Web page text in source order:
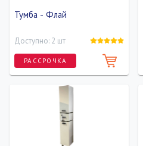
Тумба - Флай
Доступно: 2 шт
РАССРОЧКА
Высота
83 см